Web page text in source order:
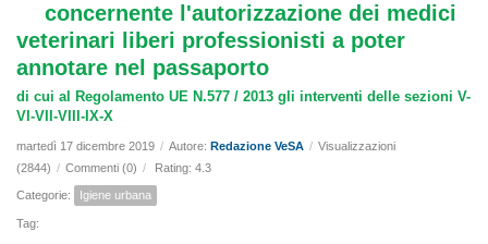
concernente l'autorizzazione dei medici
veterinari liberi professionisti a poter
annotare nel passaporto
di cui al Regolamento UE N.577 / 2013 gli interventi delle sezioni V-
VI-VII-VIII-IX-X
martedì 17 dicembre 2019 / Autore: Redazione VeSA / Visualizzazioni
(2844) / Commenti (0) / Rating: 4.3
Categorie: Igiene urbana
Tag: